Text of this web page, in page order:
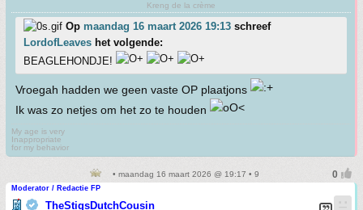
Kreng de la crème
Op maandag 16 maart 2026 19:13 schreef
LordofLeaves het volgende:
BEAGLEHONDJE!
Vroegah hadden we geen vaste OP plaatjons
Ik was zo netjes om het zo te houden
My age is very
Inappropriate
for my behavior
• maandag 16 maart 2026 @ 19:17 • 9
Moderator / Redactie FP
TheStigsDutchCousin